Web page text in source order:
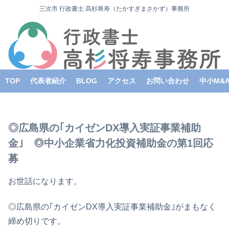
三次市 行政書士 高杉将寿（たかすぎまさかず）事務所
TOP 代表者紹介 BLOG アクセス お問い合わせ 中小
◎広島県の｢カイゼンDX導入実証事業補助
金｣ ◎中小企業省力化投資補助金の第1回応
募
お世話になります。
◎広島県の｢カイゼンDX導入実証事業補助金｣がまもなく
締め切りです。